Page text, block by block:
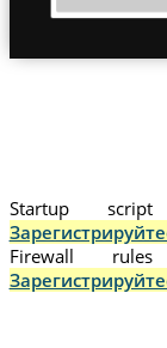
Startup
Firewall